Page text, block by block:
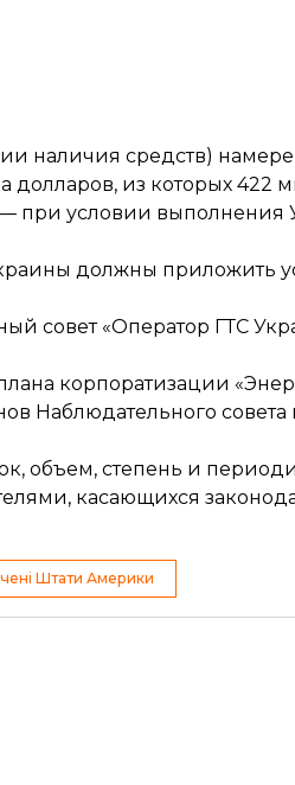
наличия средств)
из которых 422
при условии выполнения
должны приложить
совет «Оператор ГТС
корпоратизации
Наблюдательного совета
объем, степень и
касающихся
Штати Америки